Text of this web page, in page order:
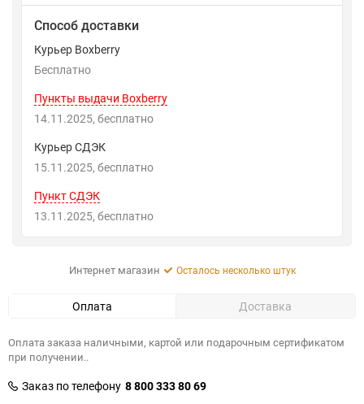
Способ доставки
Курьер Boxberry
Бесплатно
Пункты выдачи Boxberry
14.11.2025
Бесплатно
Курьер СДЭК
15.11.2025
Бесплатно
Пункт СДЭК
13.11.2025
Бесплатно
Интернет магазин Осталось несколько штук
Оплата Доставка
Оплата заказа наличными, картой или подарочным сертификатом
при получении..
Заказ по телефону 8 800 333 80 69